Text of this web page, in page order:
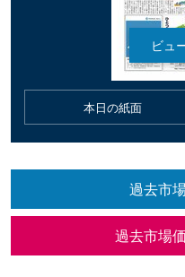
本日の紙面
過去市
過去市場